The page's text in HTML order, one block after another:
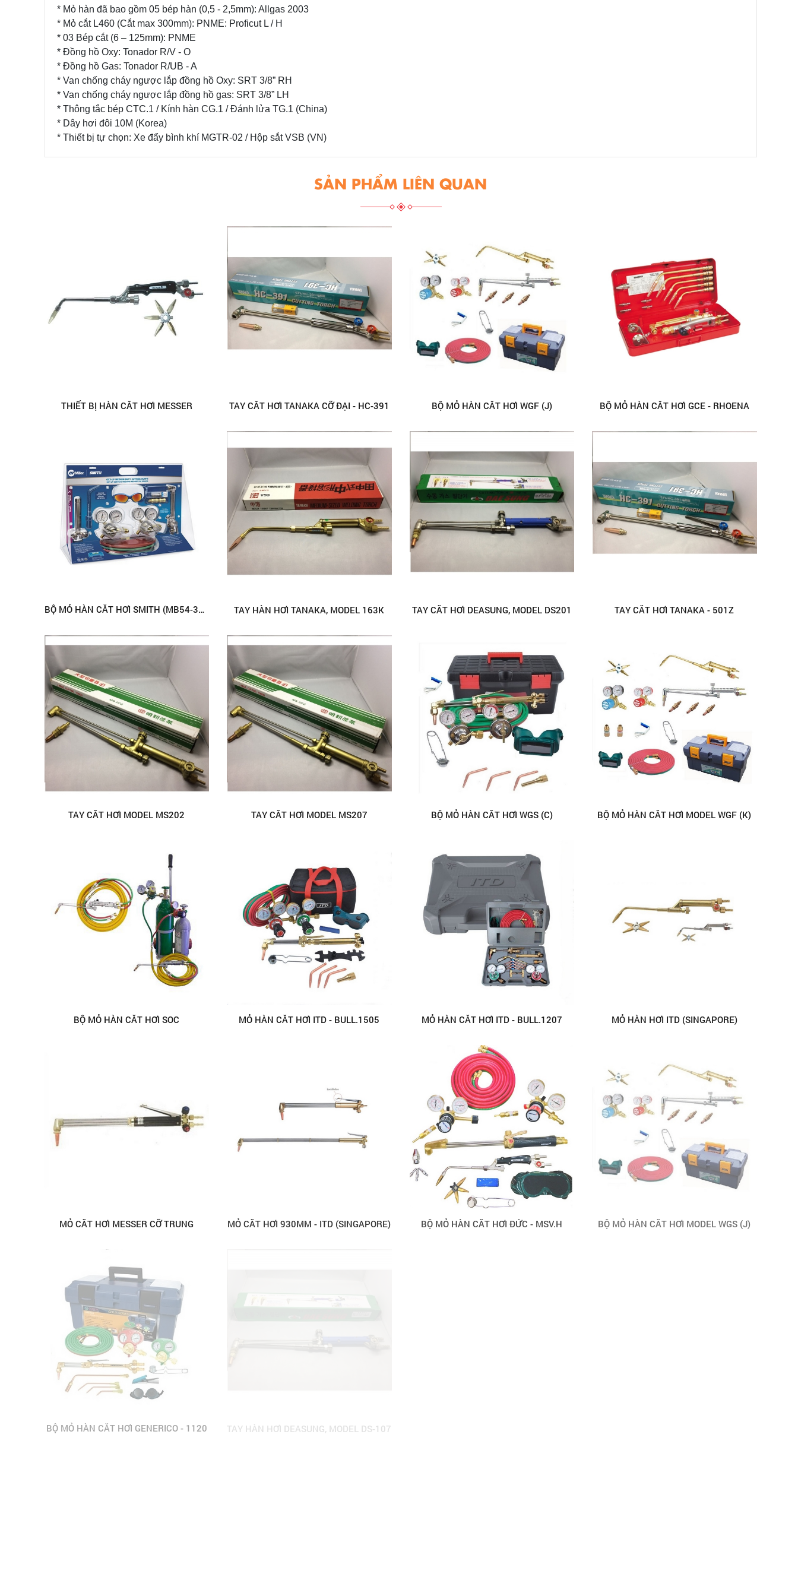
* Mỏ hàn đã bao gồm 05 bép hàn (0,5 - 2,5mm): Allgas 2003
* Mỏ cắt L460 (Cắt max 300mm): PNME: Proficut L / H
* 03 Bép cắt (6 – 125mm): PNME
* Đồng hồ Oxy: Tonador R/V - O
* Đồng hồ Gas: Tonador R/UB - A
* Van chống cháy ngược lắp đồng hồ Oxy: SRT 3/8” RH
* Van chống cháy ngược lắp đồng hồ gas: SRT 3/8” LH
* Thông tắc bép CTC.1 / Kính hàn CG.1 / Đánh lửa TG.1 (China)
* Dây hơi đôi 10M (Korea)
* Thiết bị tự chọn: Xe đẩy bình khí MGTR-02 / Hộp sắt VSB (VN)
SẢN PHẨM LIÊN QUAN
THIẾT BỊ HÀN CẮT HƠI MESSER TAY CẮT HƠI TANAKA CỠ ĐẠI - HC-391 BỘ MỎ HÀN CẮT HƠI WGF (J) BỘ MỎ HÀN CẮT HƠI GCE - RHOENA
BỘ MỎ HÀN CẮT HƠI SMITH (MB54-300) TAY HÀN HƠI TANAKA, MODEL 163K TAY CẮT HƠI DEASUNG, MODEL DS201 TAY CẮT HƠI TANAKA - 501Z
TAY CẮT HƠI MODEL MS202 TAY CẮT HƠI MODEL MS207 BỘ MỎ HÀN CẮT HƠI WGS (C) BỘ MỎ HÀN CẮT HƠI MODEL WGF (K)
BỘ MỎ HÀN CẮT HƠI SOC MỎ HÀN CẮT HƠI ITD - BULL.1505 MỎ HÀN CẮT HƠI ITD - BULL.1207 MỎ HÀN HƠI ITD (SINGAPORE)
MỎ CẮT HƠI MESSER CỠ TRUNG MỎ CẮT HƠI 930MM - ITD (SINGAPORE) BỘ MỎ HÀN CẮT HƠI ĐỨC - MSV.H BỘ MỎ HÀN CẮT HƠI MODEL WGS (J)
BỘ MỎ HÀN CẮT HƠI GENERICO - 1120 TAY HÀN HƠI DEASUNG, MODEL DS-107